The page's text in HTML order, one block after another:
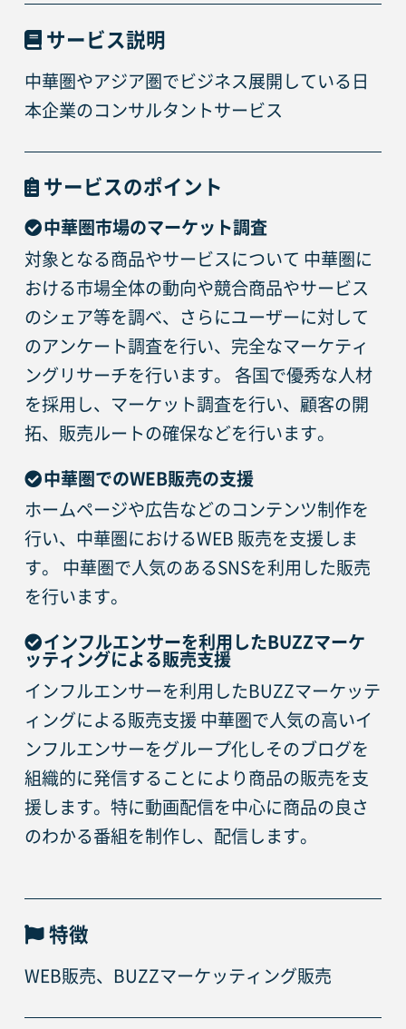
サービス説明
中華圏やアジア圏でビジネス展開している日
本企業のコンサルタントサービス
サービスのポイント
中華圏市場のマーケット調査
対象となる商品やサービスについて 中華圏に
おける市場全体の動向や競合商品やサービス
のシェア等を調べ、さらにユーザーに対して
のアンケート調査を行い、完全なマーケティ
ングリサーチを行います。 各国で優秀な人材
を採用し、マーケット調査を行い、顧客の開
拓、販売ルートの確保などを行います。
中華圏でのWEB販売の支援
ホームページや広告などのコンテンツ制作を
行い、中華圏におけるWEB 販売を支援しま
す。 中華圏で人気のあるSNSを利用した販売
を行います。
インフルエンサーを利用したBUZZマーケ
ッティングによる販売支援
インフルエンサーを利用したBUZZマーケッテ
ィングによる販売支援 中華圏で人気の高いイ
ンフルエンサーをグループ化しそのブログを
組織的に発信することにより商品の販売を支
援します。特に動画配信を中心に商品の良さ
のわかる番組を制作し、配信します。
特徴
WEB販売、BUZZマーケッティング販売